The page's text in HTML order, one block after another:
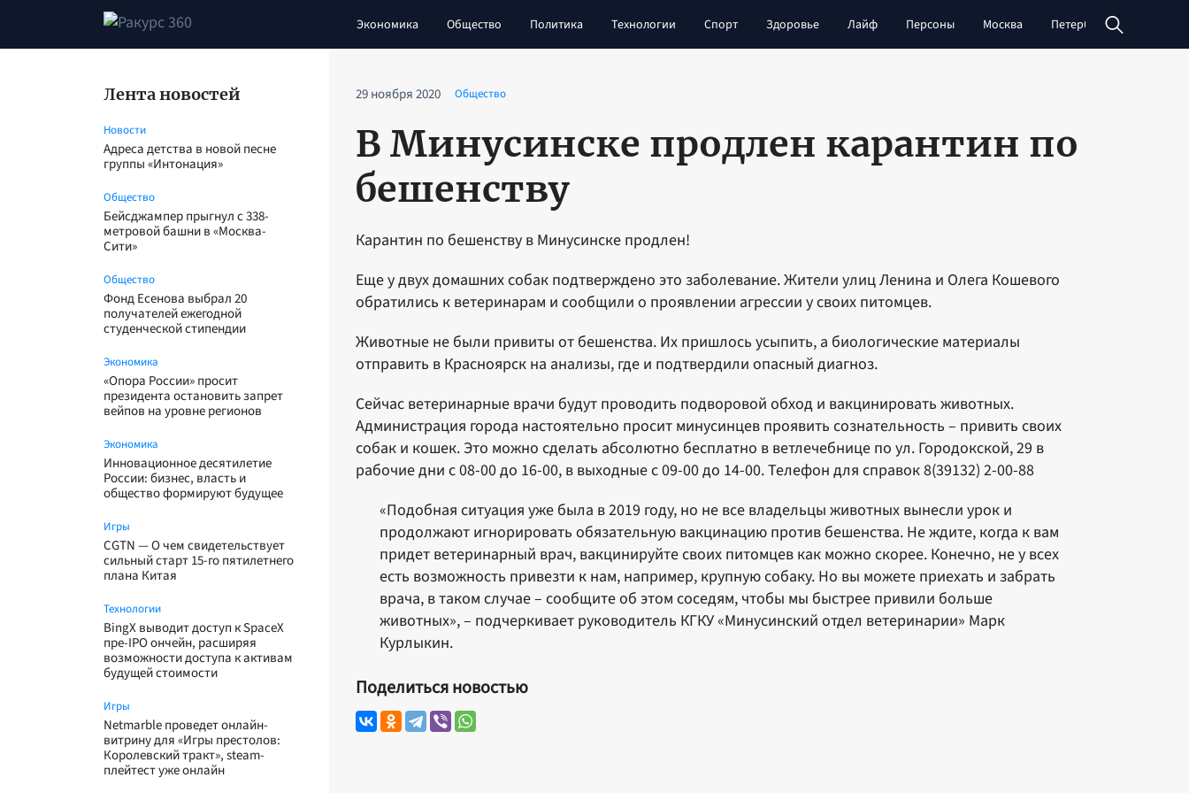
Экономика Общество Политика Технологии Спорт Здоровье Лайф Персоны Москва Петербург
Лента новостей
Новости
Адреса детства в новой песне
группы «Интонация»
Общество
Бейсджампер прыгнул с 338-
метровой башни в «Москва-
Сити»
Общество
Фонд Есенова выбрал 20
получателей ежегодной
студенческой стипендии
Экономика
«Опора России» просит
президента остановить запрет
вейпов на уровне регионов
Экономика
Инновационное десятилетие
России: бизнес, власть и
общество формируют будущее
Игры
CGTN — О чем свидетельствует
сильный старт 15-го пятилетнего
плана Китая
Технологии
BingX выводит доступ к SpaceX
пре-IPO ончейн, расширяя
возможности доступа к активам
будущей стоимости
Игры
Netmarble проведет онлайн-
витрину для «Игры престолов:
Королевский тракт», steam-
плейтест уже онлайн
29 ноября 2020 Общество
В Минусинске продлен карантин по
бешенству
Карантин по бешенству в Минусинске продлен!
Еще у двух домашних собак подтверждено это заболевание. Жители улиц Ленина и Олега Кошевого
обратились к ветеринарам и сообщили о проявлении агрессии у своих питомцев.
Животные не были привиты от бешенства. Их пришлось усыпить, а биологические материалы
отправить в Красноярск на анализы, где и подтвердили опасный диагноз.
Сейчас ветеринарные врачи будут проводить подворовой обход и вакцинировать животных.
Администрация города настоятельно просит минусинцев проявить сознательность – привить своих
собак и кошек. Это можно сделать абсолютно бесплатно в ветлечебнице по ул. Городокской, 29 в
рабочие дни с 08-00 до 16-00, в выходные с 09-00 до 14-00. Телефон для справок 8(39132) 2-00-88
«Подобная ситуация уже была в 2019 году, но не все владельцы животных вынесли урок и
продолжают игнорировать обязательную вакцинацию против бешенства. Не ждите, когда к вам
придет ветеринарный врач, вакцинируйте своих питомцев как можно скорее. Конечно, не у всех
есть возможность привезти к нам, например, крупную собаку. Но вы можете приехать и забрать
врача, в таком случае – сообщите об этом соседям, чтобы мы быстрее привили больше
животных», – подчеркивает руководитель КГКУ «Минусинский отдел ветеринарии» Марк
Курлыкин.
Поделиться новостью